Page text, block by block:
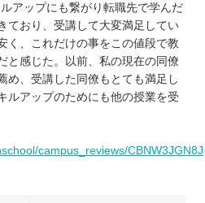
アップにも繋がり転職先で学んだ
ており、受講して大変満足してい
く、これだけの事をこの値段で教
と感じた。以前、私の現在の同僚
め、受講した同僚もとても満足し
ルアップのためにも他の授業を受
campus_reviews/CBNW3JGN8J